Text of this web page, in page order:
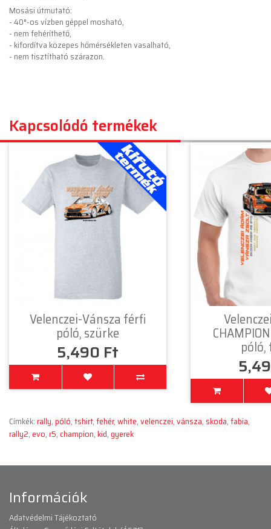
Mosási útmutató:
- 40°-os vízben géppel mosható,
- nem fehéríthető,
- kifordítva közepes hőmérsékleten vasalható,
- nem tisztítható szárazon.
Kapcsolódó termékek
Velenczei-Vánsza férfi
póló, szürke
5,490 Ft
Címkék:rally,póló,tshirt,fehér,white,velenczei,vánsza, skoda,fabia,
rally2,evo,r5,champion,kid,gyerek
Információk
Adatvédelmi Tájékoztató